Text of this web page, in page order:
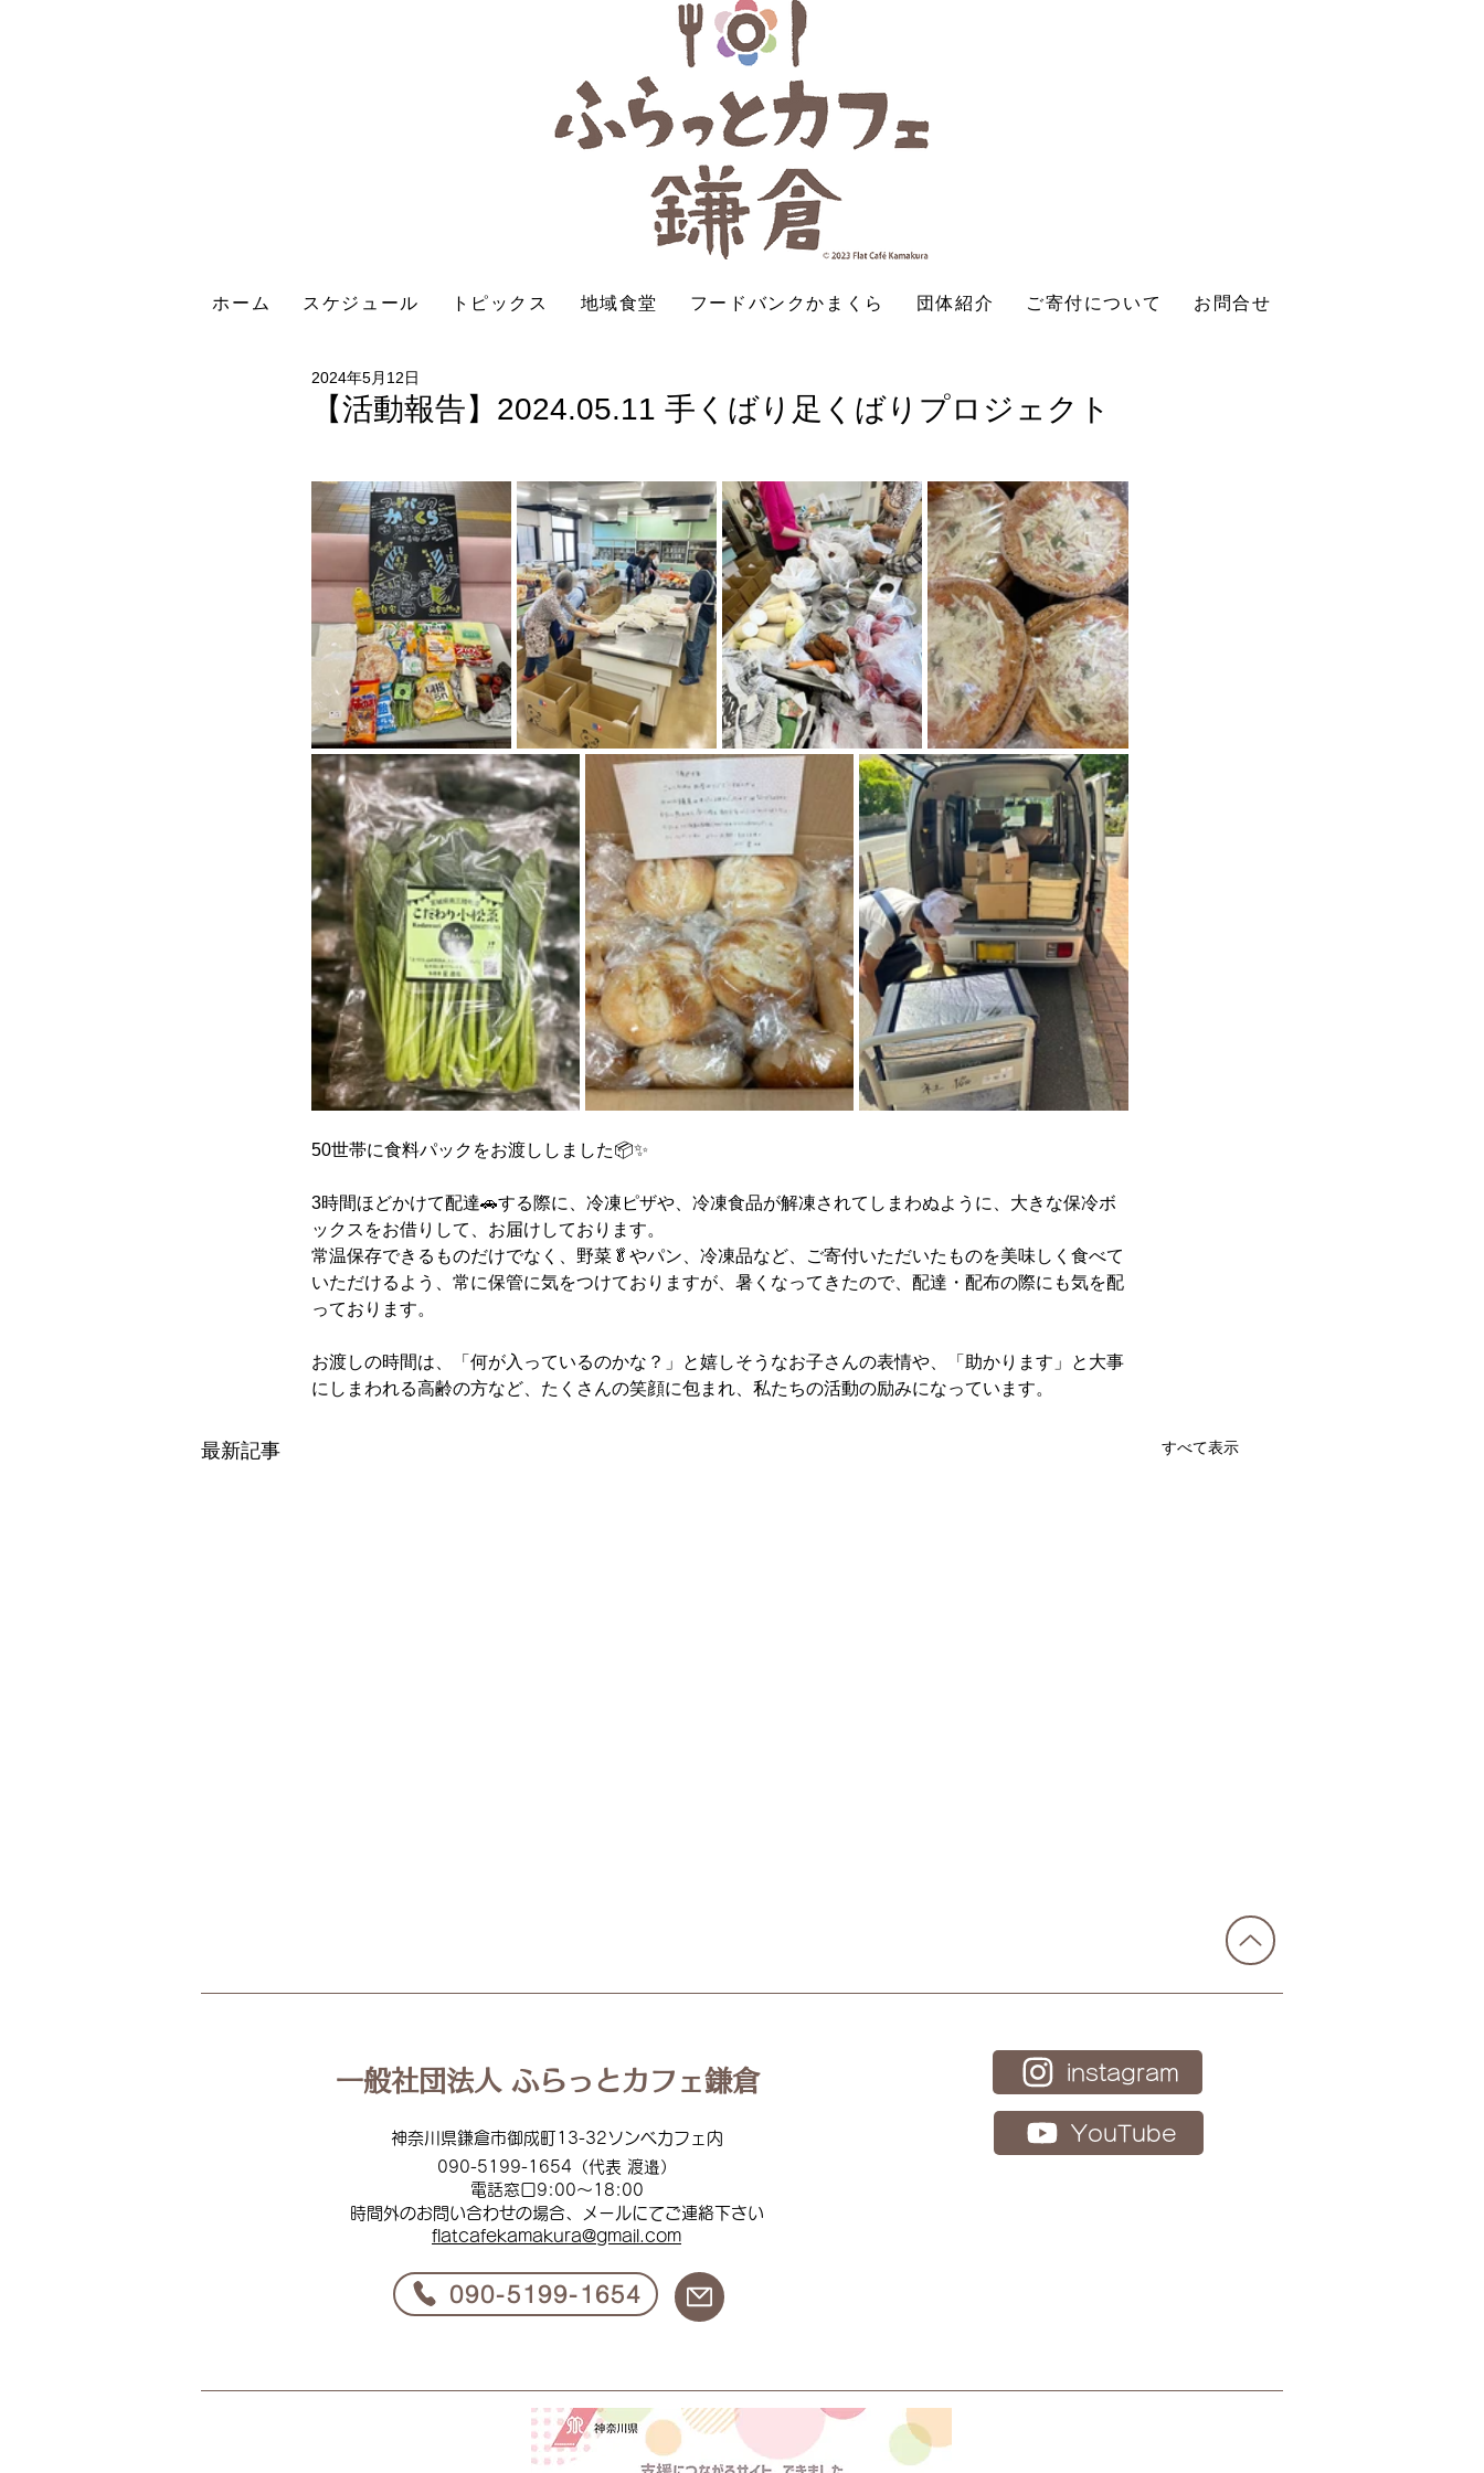
ホーム スケジュール トピックス 地域食堂 フードバンクかまくら 団体紹介 ご寄付について お問合せ
【活動報告】2024.05.11 手くばり足くばりプロジェクト
2024年5月12日
50世帯に食料パックをお渡ししました📦✨
3時間ほどかけて配達🚗する際に、冷凍ピザや、冷凍食品が解凍されてしまわぬように、大きな保冷ボ
ックスをお借りして、お届けしております。
常温保存できるものだけでなく、野菜🥬やパン、冷凍品など、ご寄付いただいたものを美味しく食べて
いただけるよう、常に保管に気をつけておりますが、暑くなってきたので、配達・配布の際にも気を配
っております。
お渡しの時間は、「何が入っているのかな？」と嬉しそうなお子さんの表情や、「助かります」と大事
にしまわれる高齢の方など、たくさんの笑顔に包まれ、私たちの活動の励みになっています。
最新記事 すべて表示
一般社団法人 ふらっとカフェ鎌倉
神奈川県鎌倉市御成町13-32ソンベカフェ内
090-5199-1654（代表 渡邉）
電話窓口 9:00～18:00
時間外のお問い合わせの場合、メールにてご連絡下 さい
flatcafekamakura@gmail.com
​090-5199-1654
instagram
YouTube